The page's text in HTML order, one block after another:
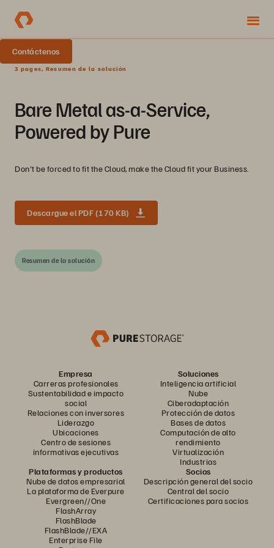
Contáctenos
3 pages, Resumen de la solución
Bare Metal as-a-Service,
Powered by Pure
Don't be forced to fit the Cloud, make the Cloud fit your Business.
Descargue el PDF (170 KB)
Resumen de la solución
Empresa
Carreras profesionales
Sustentabilidad e impacto
social
Relaciones con inversores
Liderazgo
Ubicaciones
Centro de sesiones
informativas ejecutivas
Soluciones
Inteligencia artificial
Nube
Ciberadaptación
Protección de datos
Bases de datos
Computación de alto
rendimiento
Virtualización
Industrias
Plataformas y productos
Nube de datos empresarial
La plataforma de Everpure
Evergreen//One
FlashArray
FlashBlade
FlashBlade//EXA
Enterprise File
Socios
Descripción general del socio
Central del socio
Certificaciones para socios